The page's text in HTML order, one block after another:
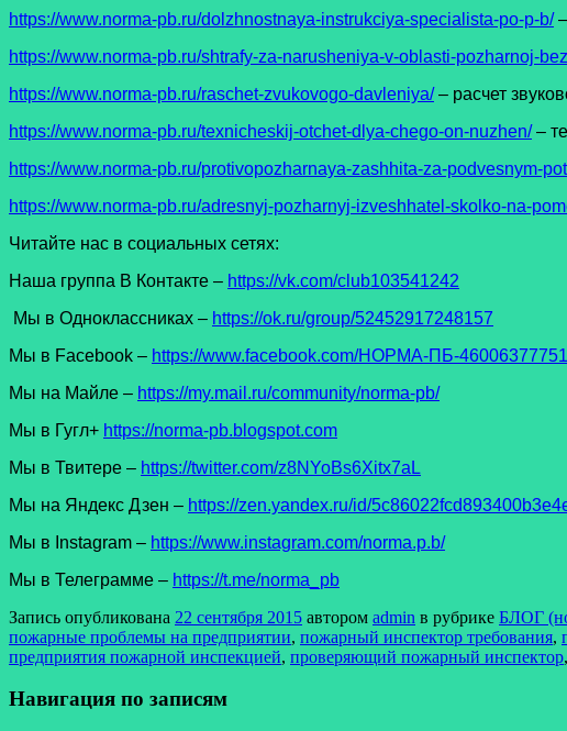
https://www.norma-pb.ru/dolzhnostnaya-instrukciya-specialista-po-p-b/–
https://www.norma-pb.ru/shtrafy-za-narusheniya-v-oblasti-pozharnoj-
https://www.norma-pb.ru/raschet-zvukovogo-davleniya/– расчет
https://www.norma-pb.ru/texnicheskij-otchet-dlya-chego-on-nuzhen/–
https://www.norma-pb.ru/protivopozharnaya-zashhita-za-podvesnym-
https://www.norma-pb.ru/adresnyj-pozharnyj-izveshhatel-skolko-na-
Читайте нас в социальных сетях:
Наша группа В Контакте – https://vk.com/club103541242
Мы в Одноклассниках – https://ok.ru/group/52452917248157
Мы в Facеbook – https://www.facebook.com/НОРМА-ПБ-
Мы на Майле – https://my.mail.ru/community/norma-pb/
Мы в Гугл+ https://norma-pb.blogspot.com
Мы в Твитере – https://twitter.com/z8NYoBs6Xitx7aL
Мы на Яндекс Дзен – https://zen.yandex.ru/id/
Мы в Instagram – https://www.instagram.com/norma.p.b/
Мы в Телеграмме – https://t.me/norma_pb
Запись опубликована 22 сентября 2015 автором admin в рубрике БЛОГ
пожарные проблемы на предприятии, пожарный инспектор требования,
предприятия пожарной инспекцией, проверяющий пожарный инспектор,
Навигация по записям